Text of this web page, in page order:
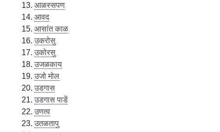
आळस्सपण
आवद
आसांत काळ
उकरोसु
उकोरसु
उजळकाय
उजो मोल
उडगास
उडगास पाडें
उणत्व
उतळतापु